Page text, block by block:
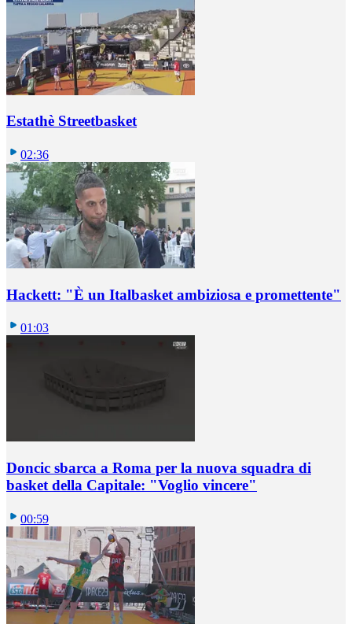
Estathè Streetbasket
02:36
Hackett: "È un Italbasket ambiziosa e promettente"
01:03
Doncic sbarca a Roma per la nuova squadra di
basket della Capitale: "Voglio vincere"
00:59